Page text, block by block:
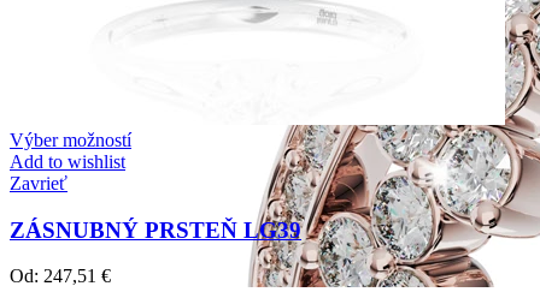
Výber možností
Add to wishlist
Zavrieť
ZÁSNUBNÝ PRSTEŇ LG39
Od: 247,51 €